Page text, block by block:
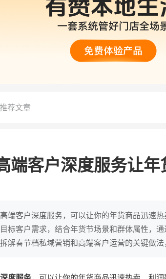
推荐文章
端客户深度服务让年
端客户深度服务，可以让你的年货商品迅速
标客户需求，结合年货节场景和群体属性，
解春节档私域营销和高端客户运营的关键做法
万
食品
母婴
有货源没流量？母婴馆如何破局
他只用7年做到平台销冠，转战私
域如何破局？